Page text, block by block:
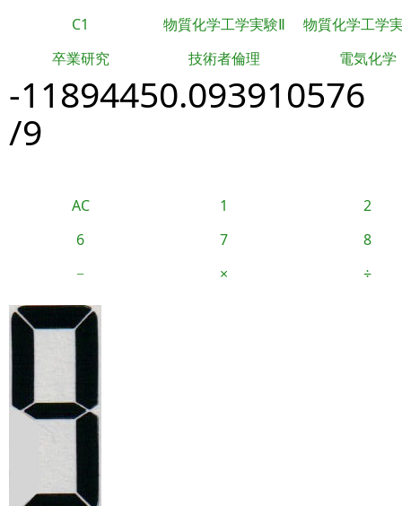
C1 物質化学工学実験Ⅱ
物質化学工学
卒業研究
技術者倫理 電気化学
-11894450.093910576
/9
AC 1
2
6
7
8
−
× ÷